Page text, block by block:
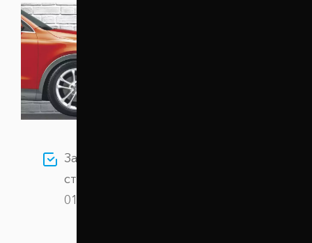
Заказывайте Проставки передних
стоек 30 мм Citroen Nemo (1037-15-
010/30) по цене 930 грн грн.